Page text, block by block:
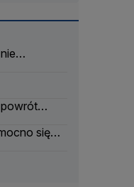
powrót
się